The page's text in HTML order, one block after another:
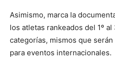
Asimismo, marca la
los atletas rankeados del 1º
categorías, mismos que
para eventos internacionales.